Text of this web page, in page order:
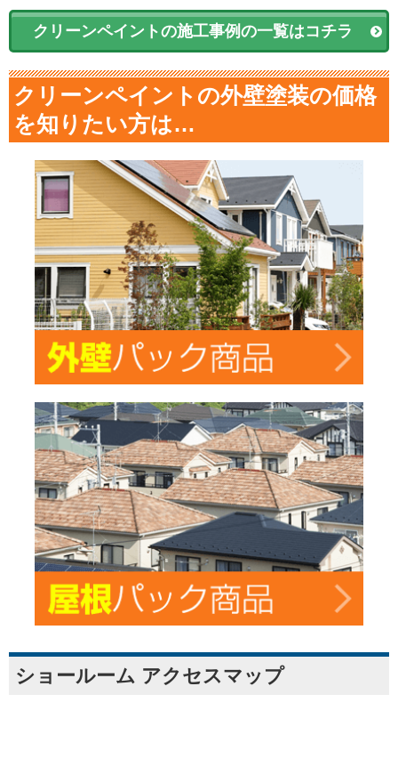
クリーンペイントの施工事例の一覧はコチラ
クリーンペイントの外壁塗装の価格
を知りたい方は…
ショールーム アクセスマップ